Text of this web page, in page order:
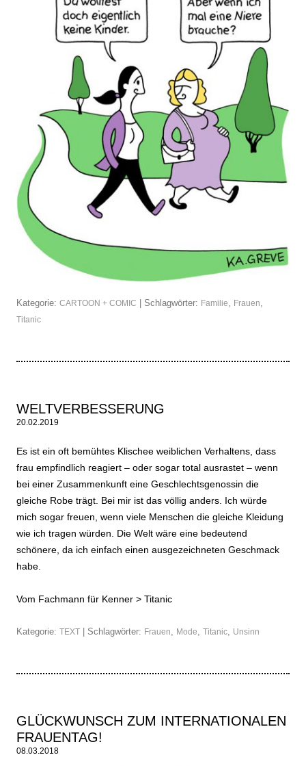
Kategorie: CARTOON + COMIC | Schlagwörter: Familie, Frauen,
Titanic
WELTVERBESSERUNG
20.02.2019
Es ist ein oft bemühtes Klischee weiblichen Verhaltens, dass
frau empfindlich reagiert – oder sogar total ausrastet – wenn
bei einer Zusammenkunft eine Geschlechtsgenossin die
gleiche Robe trägt. Bei mir ist das völlig anders. Ich würde
mich sogar freuen, wenn viele Menschen die gleiche Kleidung
wie ich tragen würden. Die Welt wäre eine bedeutend
schönere, da ich einfach einen ausgezeichneten Geschmack
habe.
Vom Fachmann für Kenner > Titanic
Kategorie: TEXT | Schlagwörter: Frauen, Mode, Titanic, Unsinn
GLÜCKWUNSCH ZUM INTERNATIONALEN
FRAUENTAG!
08.03.2018